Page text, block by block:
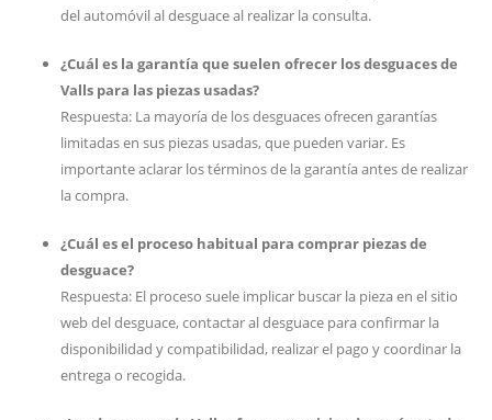
del automóvil al desguace al realizar la consulta.
¿Cuál es la garantía que suelen ofrecer los desguaces de
Valls para las piezas usadas?
Respuesta: La mayoría de los desguaces ofrecen garantías
limitadas en sus piezas usadas, que pueden variar. Es
importante aclarar los términos de la garantía antes de realizar
la compra.
¿Cuál es el proceso habitual para comprar piezas de
desguace?
Respuesta: El proceso suele implicar buscar la pieza en el sitio
web del desguace, contactar al desguace para confirmar la
disponibilidad y compatibilidad, realizar el pago y coordinar la
entrega o recogida.